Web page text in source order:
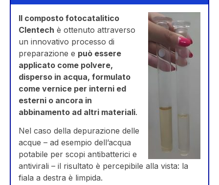
Il composto fotocatalitico
Clentech è ottenuto attraverso
un innovativo processo di
preparazione e può essere
applicato come polvere,
disperso in acqua, formulato
come vernice per interni ed
esterni o ancora in
abbinamento ad altri materiali.
Nel caso della depurazione delle
acque – ad esempio dell’acqua
potabile per scopi antibatterici e
antivirali – il risultato è percepibile alla vista: la
fiala a destra è limpida.